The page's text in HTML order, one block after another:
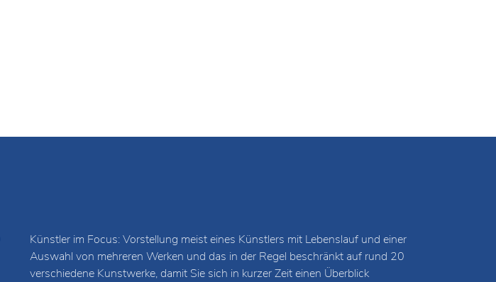
Künstler im Focus: Vorstellung meist eines Künstlers mit Lebenslauf und einer
Auswahl von mehreren Werken und das in der Regel beschränkt auf rund 20
verschiedene Kunstwerke, damit Sie sich in kurzer Zeit einen Überblick